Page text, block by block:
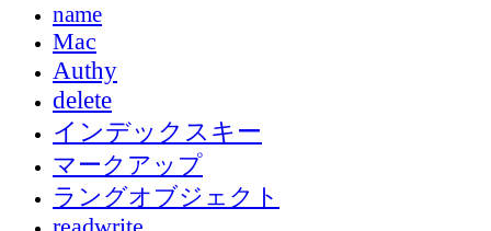
name
Mac
Authy
delete
インデックスキー
マークアップ
ラングオブジェクト